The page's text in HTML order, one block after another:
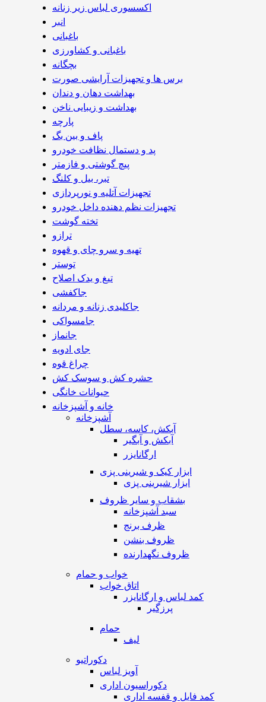
اکسسوری لباس زیر زنانه
انبر
باغبانی
باغبانی و کشاورزی
بچگانه
برس ها و تجهیزات آرایشی صورت
بهداشت دهان و دندان
بهداشت و زیبایی ناخن
پارچه
پاف و بین بگ
پد و دستمال نظافت خودرو
پیچ گوشتی و فازمتر
تبر، بیل و کلنگ
تجهیزات آتلیه و نورپردازی
تجهیزات نظم دهنده داخل خودرو
تخته گوشت
ترازو
تهیه و سرو چای و قهوه
توستر
تیغ و یدک اصلاح
جاکفشی
جاکلیدی زنانه و مردانه
جامسواکی
جانماز
جای ادویه
چراغ قوه
حشره کش و سوسک کش
حیوانات خانگی
خانه و آشپزخانه
آشپزخانه
آبکش، کاسه، سطل
آبکش و آبگیر
ارگانایزر
ابزار کیک و شیرینی پزی
ابزار شیرینی پزی
بشقاب و سایر ظروف
سبد آشپزخانه
ظرف برنج
ظروف بنشن
ظروف نگهدارنده
خواب و حمام
اتاق خواب
کمد لباس و ارگانایزر
پرزگیر
حمام
لیف
دکوراتیو
آویز لباس
دکوراسیون اداری
کمد فایل و قفسه اداری